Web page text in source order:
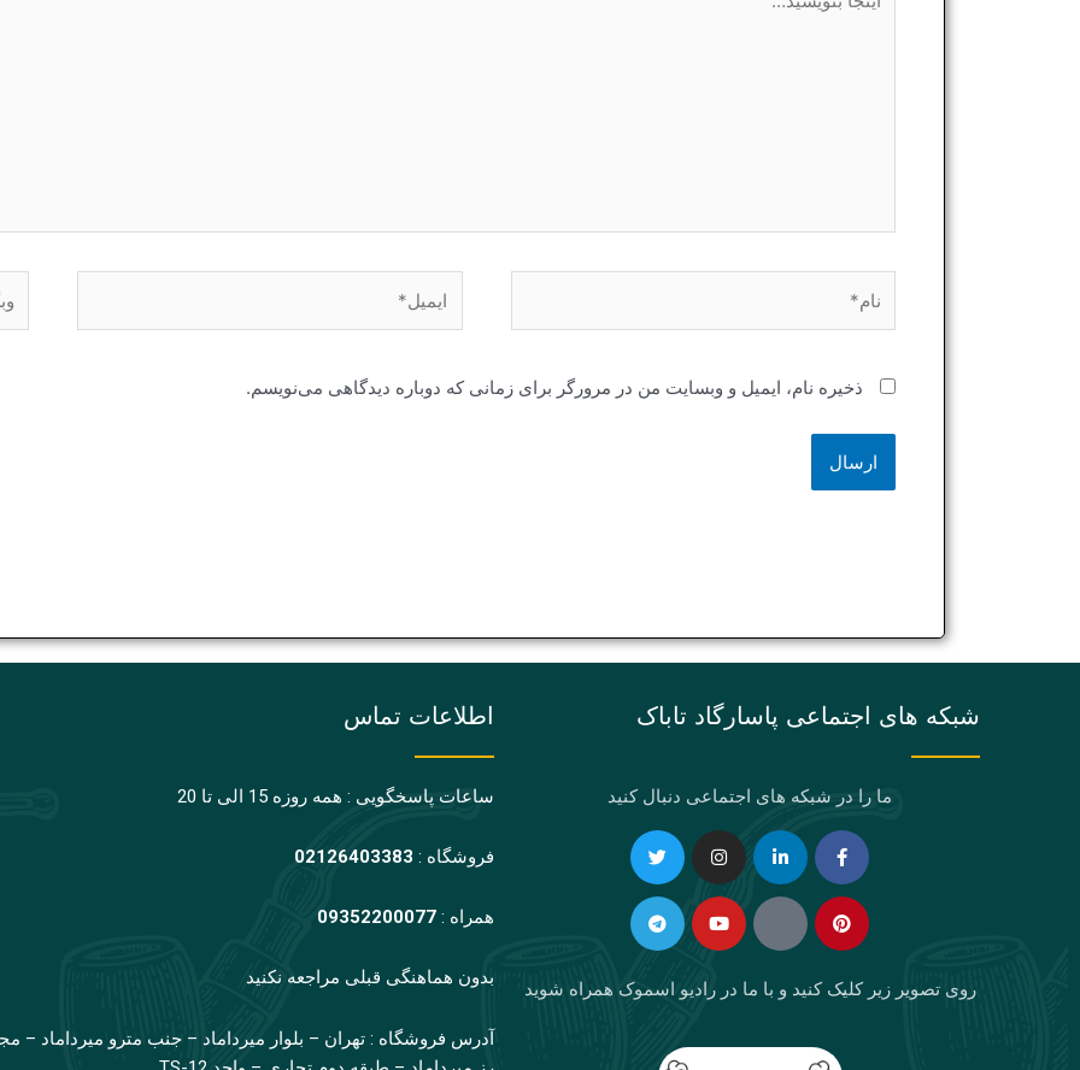
بنویسید…
ذخیره نام، ایمیل و وبسایت من در مرورگر برای زمانی که دوباره دیدگاهی می‌نویسم.
شبکه های اجتماعی پاسارگاد تاباک
ما را در شبکه های اجتماعی دنبال کنید
Facebook-
f
Linkedin-
in
Instagram
Twitter Pinterest
Eaparat
Youtube
Telegram
روی تصویر زیر کلیک کنید و با ما در رادیو اسموک همراه شوید
اطلاعات تماس
ساعات پاسخگویی : همه روزه 15 الی تا 20
فروشگاه : 02126403383
همراه :09352200077
بدون هماهنگی قبلی مراجعه نکنید
آدرس فروشگاه : تهران – بلوار میرداماد – جنب مترو میرداماد –